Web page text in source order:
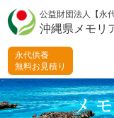
公益財団法人【永
沖縄県メモリ
永代供養
無料お見積り